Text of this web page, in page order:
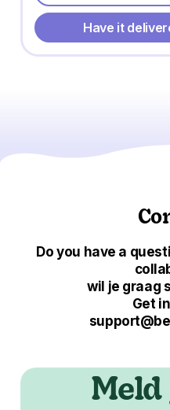
Have it
Do you have a
wil je graag
Get
Meld